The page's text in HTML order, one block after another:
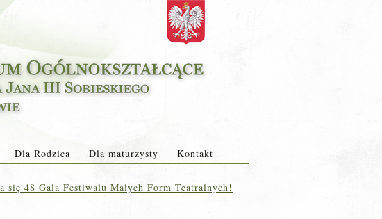
Dla Rodzica Dla maturzysty Kontakt
się 48 Gala Festiwalu Małych Form Teatralnych!